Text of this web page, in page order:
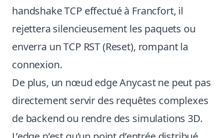
handshake TCP effectué à Francfort, il
rejettera silencieusement les paquets ou
enverra un TCP RST (Reset), rompant la
connexion.
De plus, un nœud edge Anycast ne peut pas
directement servir des requêtes complexes
de backend ou rendre des simulations 3D.